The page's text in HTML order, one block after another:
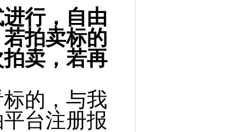
行，自由
拍卖标的
卖，若再
的，与我
台注册报